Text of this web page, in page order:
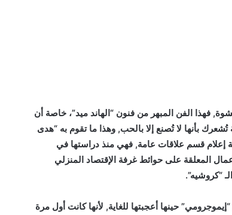
فهذا الفن المبهر من فنون “الهاند ميد”، خاصة أن
بأنها لا تُصنع إلا بالحب, وهذا ما تقوم به “هدى
من العمر 22 عاماً, تخرجت من كلية إعلام قسم علاقات عامة, فهي منذ دراستها في
المعلقة على حوائط غرفة الإقتصاد المنزلي
“كروشيه”.
حينها أعجبتها للغاية, لأنها كانت أول مرة